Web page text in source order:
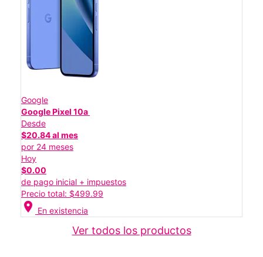
Google
Google Pixel 10a
Desde
$20.84 al mes
por 24 meses
Hoy
$0.00
de pago inicial + impuestos
Precio total: $499.99
location_on En existencia
Ver todos los productos